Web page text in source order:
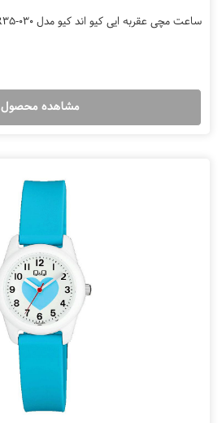
ساعت مچی عقربه ایی کیو اند کیو مدل VR35-030
مشاهده محصول